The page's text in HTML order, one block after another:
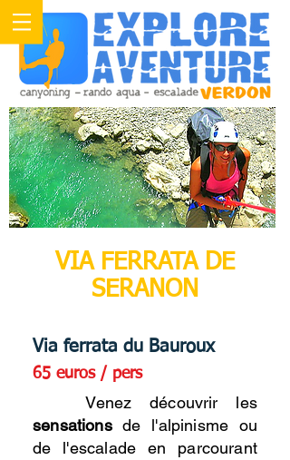
VIA FERRATA DE
SERANON
Via ferrata du Bauroux
65 euros / pers
Venez découvrir les
sensationsde l'alpinisme ou
de l'escalade en parcourant